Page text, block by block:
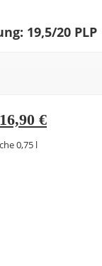
19,5/20 PLP
€
0,75 l